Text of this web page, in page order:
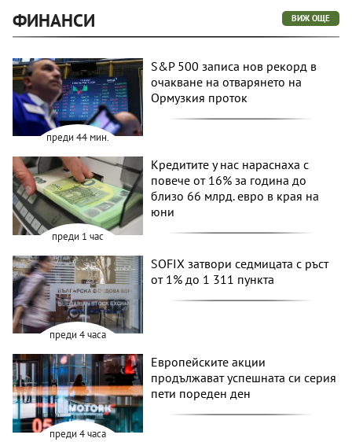
ФИНАНСИ ВИЖ ОЩЕ
преди 44 мин.
S&P 500 записа нов рекорд в
очакване на отварянето на
Ормузкия проток
преди 1 час
Кредитите у нас нараснаха с
повече от 16% за година до
близо 66 млрд. евро в края на
юни
преди 4 часа
SOFIX затвори седмицата с ръст
от 1% до 1 311 пункта
преди 4 часа
Европейските акции
продължават успешната си серия
пети пореден ден